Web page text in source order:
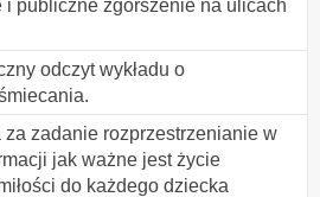
publiczne zgorszenie na ulicach
odczyt wykładu o
zadanie rozprzestrzenianie w
jak ważne jest życie
do każdego dziecka